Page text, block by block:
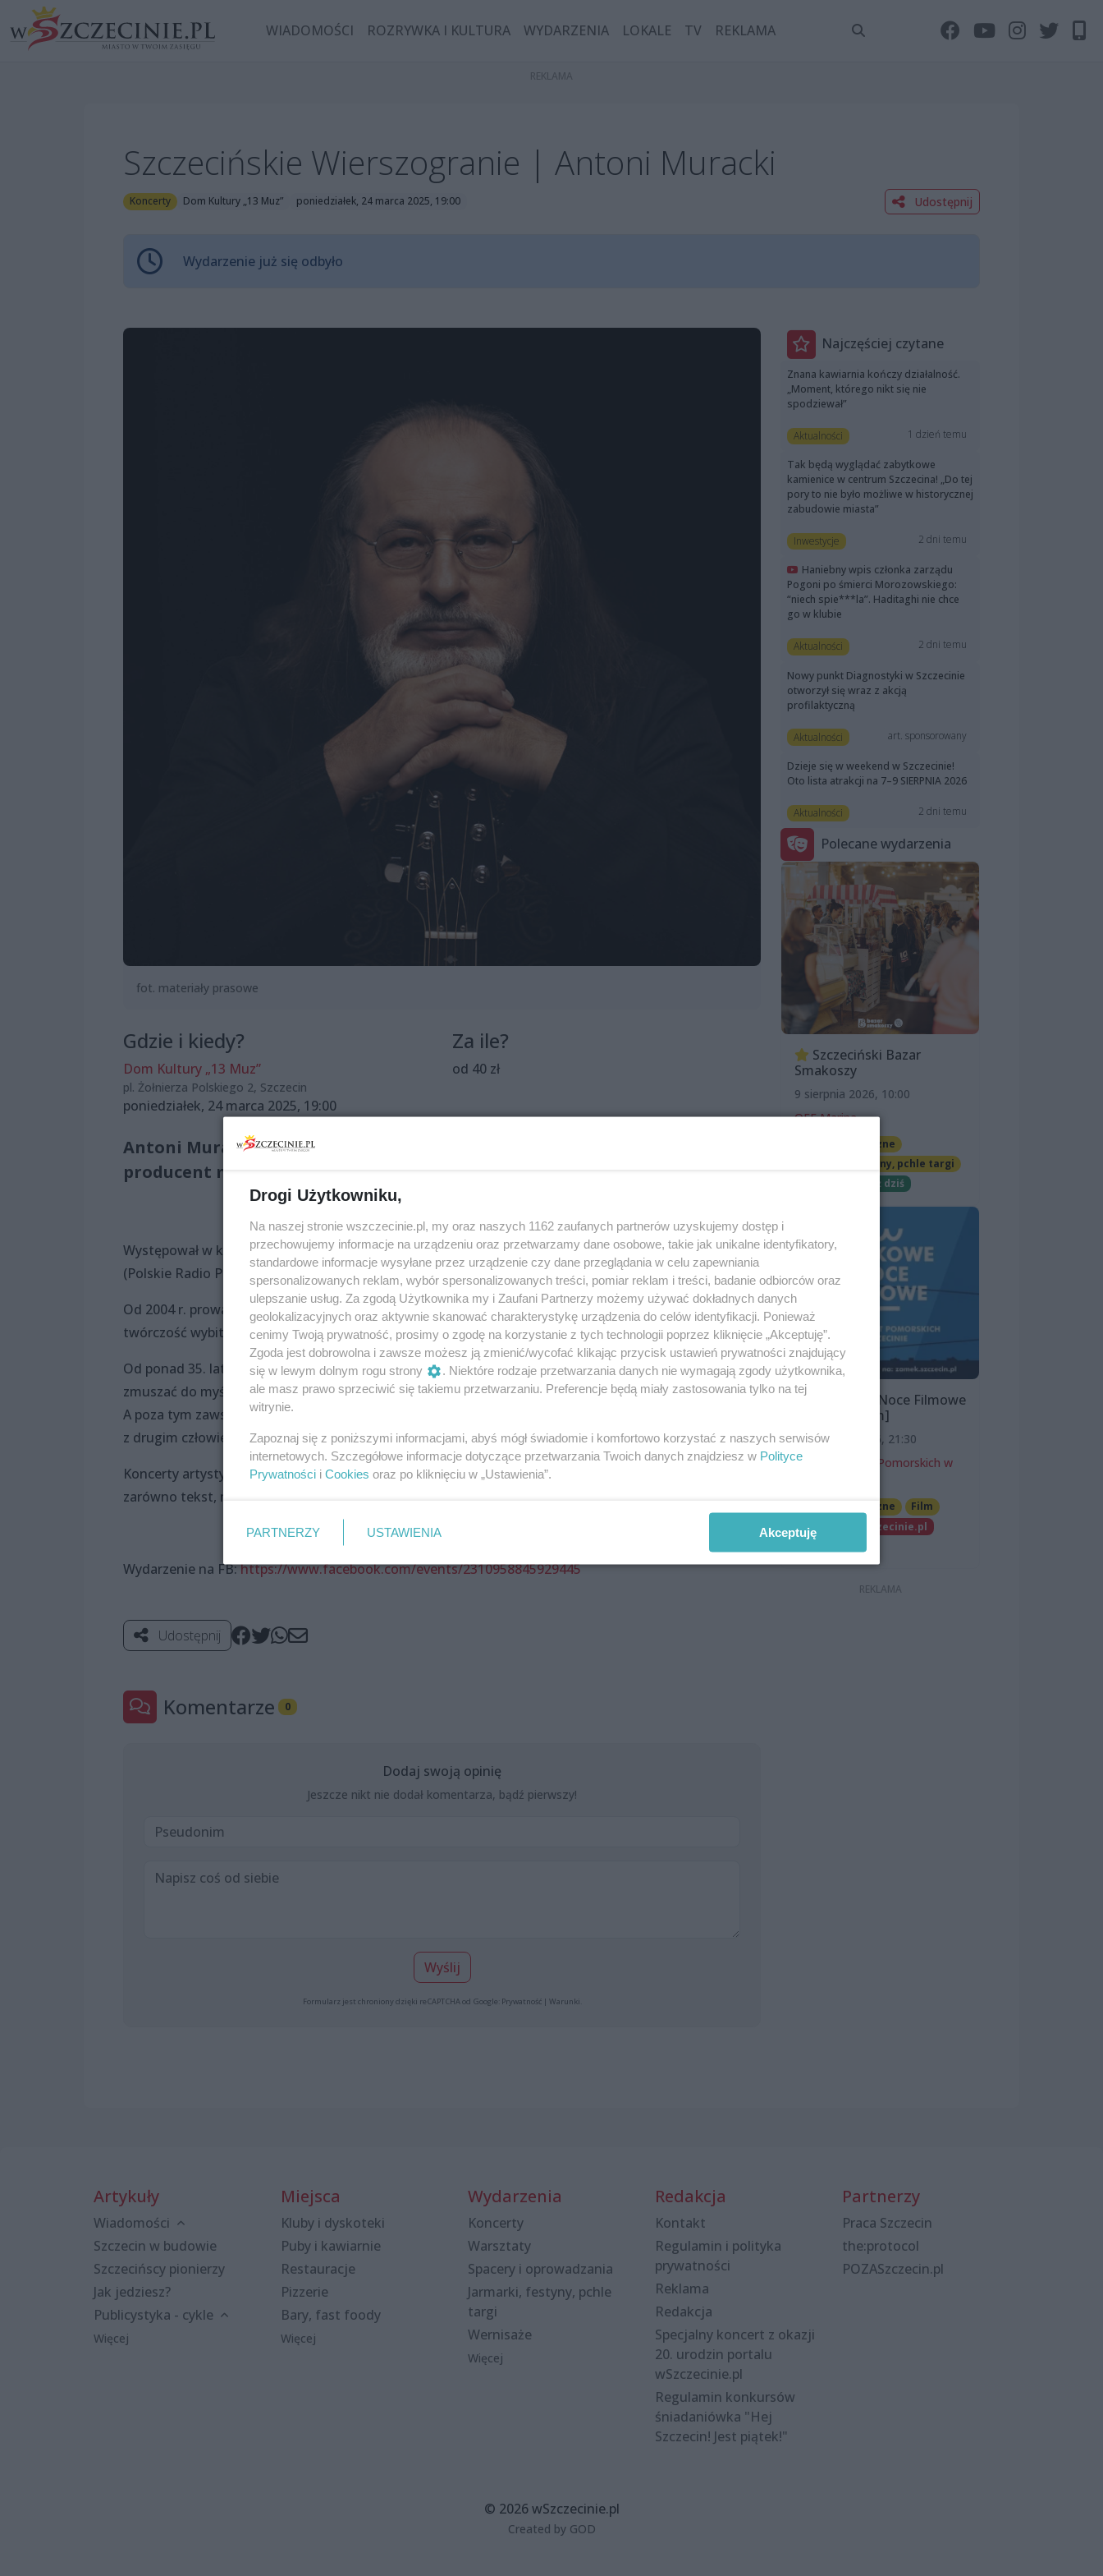
WIADOMOŚCI ROZRYWKA I KULTURA WYDARZENIA LOKALE TV REKLAMA
Szczecińskie Wierszogranie | Antoni Muracki
Koncerty Dom Kultury „13 Muz” poniedziałek, 24 marca 2025, 19:00 Udostępnij
Wydarzenie już się odbyło
fot. materiały prasowe
Gdzie i kiedy?
Dom Kultury „13 Muz”
pl. Żołnierza Polskiego 2, Szczecin
poniedziałek, 24 marca 2025, 19:00
Za ile?
od 40 zł
Antoni Muracki – pieśniarz, poeta, kompozytor, tłumacz, muzyk, wydawca i
producent muzyczny, twórca programów literackich i kabaretowych.
Występował w kabaretach „Nowy Świat” i „Warsztat”, brał udział w licznych programach radiowych
(Polskie Radio Program I, II i III, Radio Z, RDC) i telewizyjnych („Powrót bardów”).
Od 2004 r. prowadzi własną scenę muzyczno-kabaretową „Salonik z kulturą”, gdzie prezentuje
twórczość wybitnych postaci polskiej piosenki i kabaretu, czasem jazzu i teatru, oraz własne utwory.
Od ponad 35. lat wykonuje swoje niebanalne pieśni, próbujące wzruszać i zachwycać, rozśmieszać i
zmuszać do myślenia. Bogate w warstwie harmonicznej, posiadają nierzadko urzekającą melodyjność.
A poza tym zawsze mają coś do powiedzenia słuchaczowi - o ludziach, emocjach, miłości czy relacjach
z drugim człowiekiem.
Koncerty artysty to spektakle satyryczno-liryczne, o dużym ładunku emocjonalnym, który niosą
zarówno tekst, muzyka, jak i dojrzałe wykonanie.
Wydarzenie na FB:https://www.facebook.com/events/2310958845929445
Udostępnij
Komentarze 0
Dodaj swoją opinię
Jeszcze nikt nie dodał komentarza, bądź pierwszy!
Wyślij
Formularz jest chroniony dzięki reCAPTCHA od Google: Prywatność| Warunki
Najczęściej czytane
Znana kawiarnia kończy działalność.
„Moment, którego nikt się nie
spodziewał”
Aktualności 1 dzień temu
Tak będą wyglądać zabytkowe
kamienice w centrum Szczecina! „Do tej
pory to nie było możliwe w historycznej
zabudowie miasta”
Inwestycje 2 dni temu
Haniebny wpis członka zarządu
Pogoni po śmierci Morozowskiego:
“niech spie***la”. Haditaghi nie chce
go w klubie
Aktualności 2 dni temu
Nowy punkt Diagnostyki w Szczecinie
otworzył się wraz z akcją
profilaktyczną
Aktualności art. sponsorowany
Dzieje się w weekend w Szczecinie!
Oto lista atrakcji na 7–9 SIERPNIA 2026
Aktualności 2 dni temu
Polecane wydarzenia
Szczeciński Bazar
Smakoszy
9 sierpnia 2026, 10:00
OFF Marina
Imprezy cykliczne
Jarmarki, festyny, pchle targi
Już dziś
Zamkowe Noce Filmowe
2026 [program]
11 sierpnia 2026, 21:30
Zamek Książąt Pomorskich w
Imprezy cykliczne
Film
Patronat wSzczecinie.pl
Artykuły
Wiadomości
Szczecin w budowie
Szczecińscy pionierzy
Jak jedziesz?
Publicystyka - cykle
Więcej
Miejsca
Kluby i dyskoteki
Puby i kawiarnie
Restauracje
Pizzerie
Bary, fast foody
Więcej
Wydarzenia
Koncerty
Warsztaty
Spacery i oprowadzania
Jarmarki, festyny, pchle
targi
Wernisaże
Więcej
Redakcja
Kontakt
Regulamin i polityka
prywatności
Reklama
Redakcja
Specjalny koncert z okazji
20. urodzin portalu
wSzczecinie.pl
Regulamin konkursów
śniadaniówka "Hej
Szczecin! Jest piątek!"
Partnerzy
Praca Szczecin
the:protocol
POZASzczecin.pl
© 2026 wSzczecinie.pl
Created by GOD
Drogi Użytkowniku,
Na naszej stronie wszczecinie.pl, my oraz naszych 1162 zaufanych partnerów uzyskujemy dostęp i
przechowujemy informacje na urządzeniu oraz przetwarzamy dane osobowe, takie jak unikalne identyfikatory,
standardowe informacje wysyłane przez urządzenie czy dane przeglądania w celu zapewniania
spersonalizowanych reklam, wybór spersonalizowanych treści, pomiar reklam i treści, badanie odbiorców oraz
ulepszanie usług. Za zgodą Użytkownika my i Zaufani Partnerzy możemy używać dokładnych danych
geolokalizacyjnych oraz aktywnie skanować charakterystykę urządzenia do celów identyfikacji. Ponieważ
cenimy Twoją prywatność, prosimy o zgodę na korzystanie z tych technologii poprzez kliknięcie „Akceptuję”.
Zgoda jest dobrowolna i zawsze możesz ją zmienić/wycofać klikając przycisk ustawień prywatności znajdujący
się w lewym dolnym rogu strony
. Niektóre rodzaje przetwarzania danych nie wymagają zgody użytkownika,
ale masz prawo sprzeciwić się takiemu przetwarzaniu. Preferencje będą miały zastosowania tylko na tej
witrynie.
Zapoznaj się z poniższymi informacjami, abyś mógł świadomie i komfortowo korzystać z naszych serwisów
internetowych. Szczegółowe informacje dotyczące przetwarzania Twoich danych znajdziesz w Polityce
Prywatności i Cookies oraz po kliknięciu w „Ustawienia”.
PARTNERZY USTAWIENIA Akceptuję